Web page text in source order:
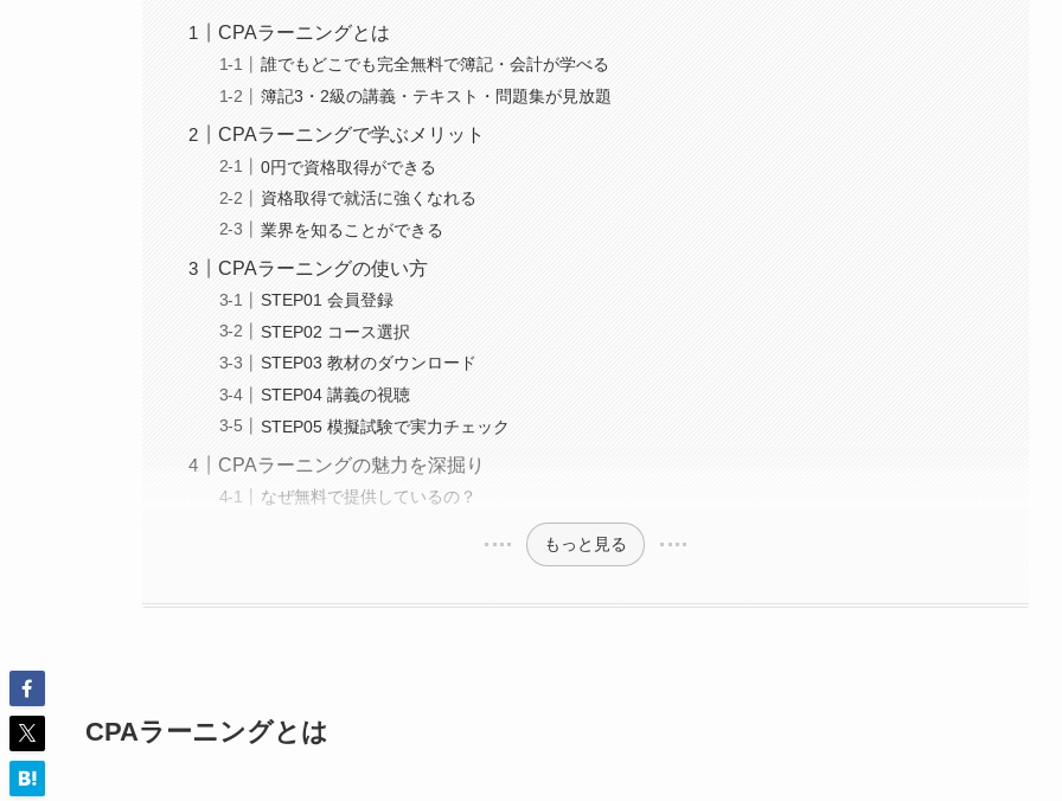
CPAラーニングとは
誰でもどこでも完全無料で簿記・会計が学べる
簿記3・2級の講義・テキスト・問題集が見放題
CPAラーニングで学ぶメリット
0円で資格取得ができる
資格取得で就活に強くなれる
業界を知ることができる
CPAラーニングの使い方
STEP01 会員登録
STEP02 コース選択
STEP03 教材のダウンロード
STEP04 講義の視聴
STEP05 模擬試験で実力チェック
CPAラーニングの魅力を深掘り
なぜ無料で提供しているの？
もっと見る
CPAラーニングとは